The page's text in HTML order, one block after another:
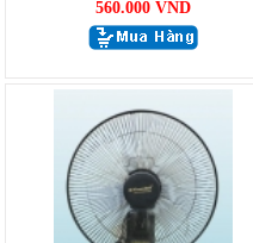
560.000 VND